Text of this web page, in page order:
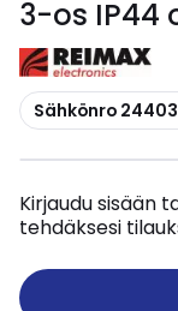
3-os IP44
Kopioi
Sähkönro
Kirjaudu sisään
tehdäksesi